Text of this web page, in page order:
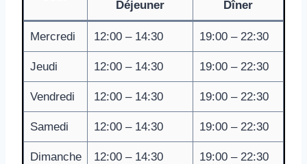
Déjeuner
Dîner
Mercredi 12:00 – 14:30 19:00 – 22:30
Jeudi 12:00 – 14:30 19:00 – 22:30
Vendredi 12:00 – 14:30 19:00 – 22:30
Samedi 12:00 – 14:30 19:00 – 22:30
Dimanche 12:00 – 14:30 19:00 – 22:30